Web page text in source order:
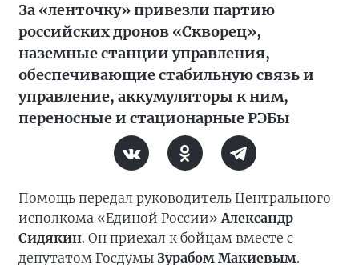
За «ленточку» привезли партию
российских дронов «Скворец»,
наземные станции управления,
обеспечивающие стабильную связь и
управление, аккумуляторы к ним,
переносные и стационарные РЭБы
Помощь передал руководитель Центрального
исполкома «Единой России»Александр
Сидякин. Он приехал к бойцам вместе с
депутатом Госдумы Зурабом Макиевым.